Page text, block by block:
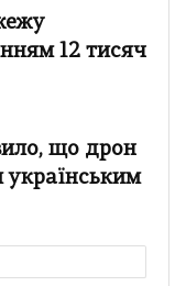
12 тисяч
що дрон
українським